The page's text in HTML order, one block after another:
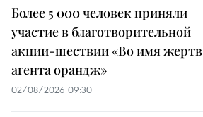
Более 5 000 человек приняли
участие в благотворительной
акции-шествии «Во имя жертв
агента орандж»
02/08/2026 09:30